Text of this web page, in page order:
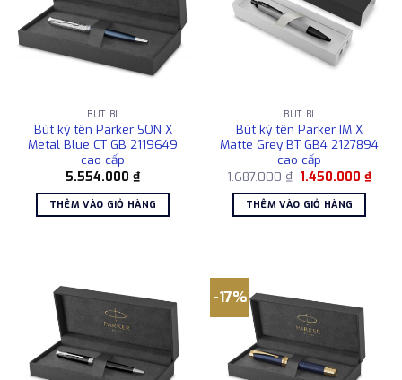
BÚT BI
Bút ký tên Parker SON X
Metal Blue CT GB 2119649
cao cấp
5.554.000 ₫
THÊM VÀO GIỎ HÀNG
BÚT BI
Bút ký tên Parker IM X
Matte Grey BT GB4 2127894
cao cấp
1.687.000₫ Giá
là:
1.687.000 ₫.
1.450.000₫Giá
hiện
THÊM VÀO GIỎ HÀNG
-17%